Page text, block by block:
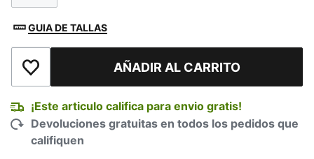
GUIA DE TALLAS
Añadir a la lista de deseosAÑADIR AL CARRITO
¡Este articulo califica para envio gratis!
Devoluciones gratuitas en todos los pedidos que
califiquen